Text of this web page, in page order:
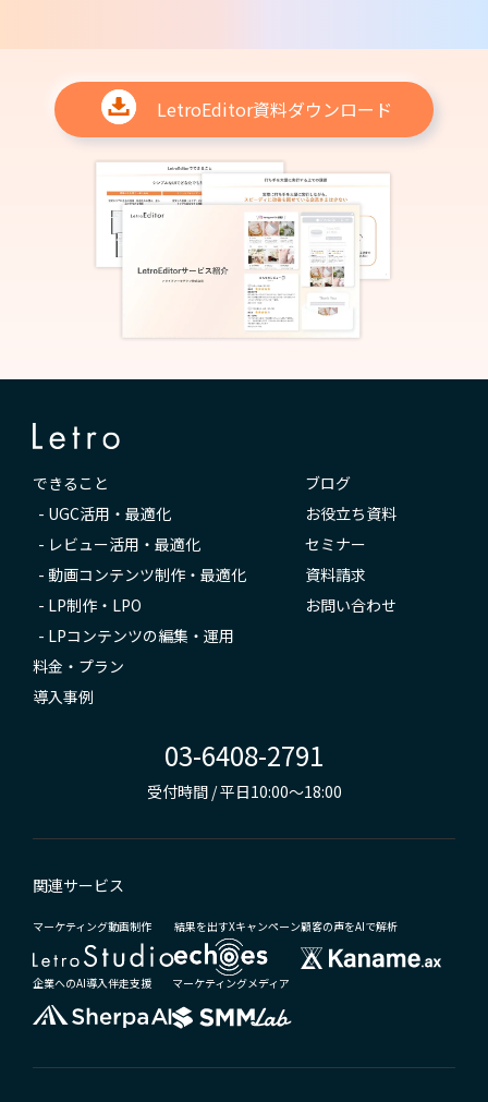
LetroEditor資料ダウンロード
できること
- UGC活用・最適化
- レビュー活用・最適化
- 動画コンテンツ制作・最適化
- LP制作・LPO
- LPコンテンツの編集・運用
料金・プラン
導入事例
ブログ
お役立ち資料
セミナー
資料請求
お問い合わせ
03-6408-2791
受付時間 / 平日10:00～18:00
関連サービス
マーケティング動画制作 結果を出すXキャンペーン顧客の声をAIで解析
企業へのAI導入伴走支援 マーケティングメディア